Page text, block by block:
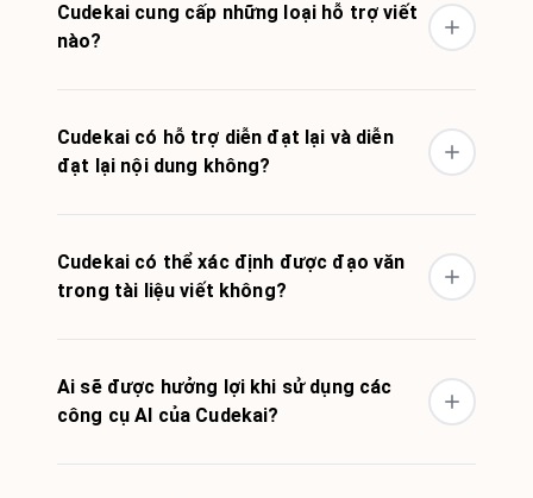
Cudekai cung cấp những loại hỗ trợ viết
nào?
Cudekai có hỗ trợ diễn đạt lại và diễn
đạt lại nội dung không?
Cudekai có thể xác định được đạo văn
trong tài liệu viết không?
Ai sẽ được hưởng lợi khi sử dụng các
công cụ AI của Cudekai?